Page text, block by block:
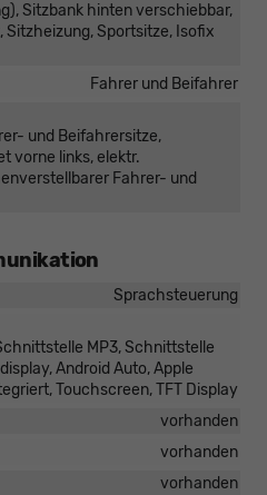
Sitzbank hinten verschiebbar,
Sportsitze, Isofix
Fahrer und Beifahrer
und Beifahrersitze,
vorne links, elektr.
Fahrer- und
Sprachsteuerung
MP3, Schnittstelle
Android Auto, Apple
Touchscreen, TFT Display
vorhanden
vorhanden
vorhanden